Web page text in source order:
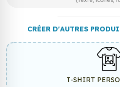
CRÉER D'AUTRES
T-SHIRT